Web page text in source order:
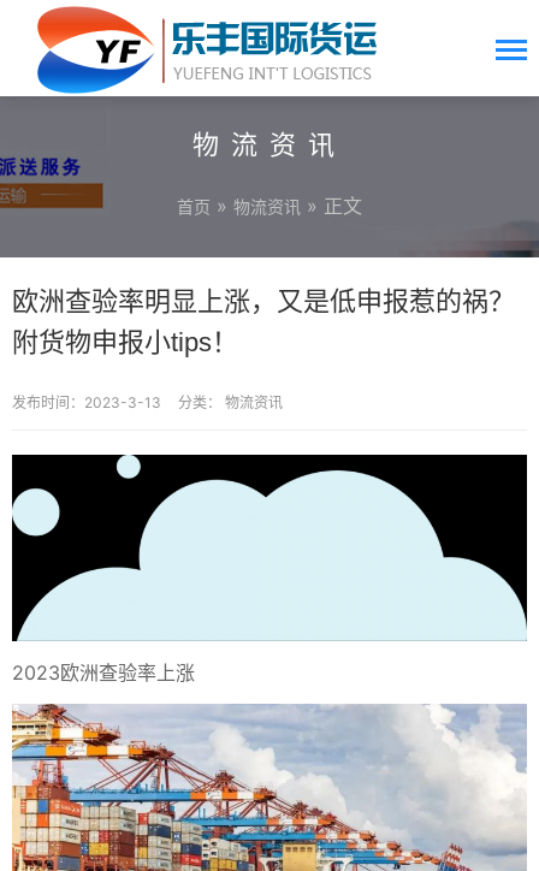
物流资讯
首页 » 物流资讯 » 正文
欧洲查验率明显上涨，又是低申报惹的祸？
附货物申报小tips！
发布时间：2023-3-13 分类： 物流资讯
2023欧洲查验率上涨